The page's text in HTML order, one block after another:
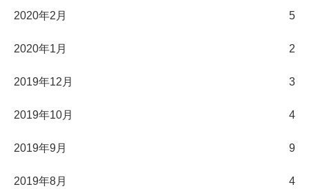
2020年2月 5
2020年1月 2
2019年12月 3
2019年10月 4
2019年9月 9
2019年8月 4